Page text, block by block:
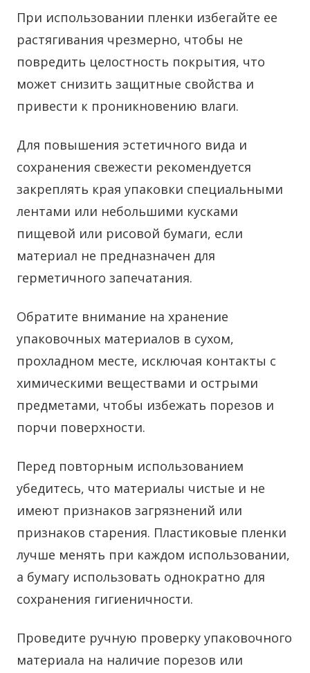
При использовании пленки избегайте ее
растягивания чрезмерно, чтобы не
повредить целостность покрытия, что
может снизить защитные свойства и
привести к проникновению влаги.
Для повышения эстетичного вида и
сохранения свежести рекомендуется
закреплять края упаковки специальными
лентами или небольшими кусками
пищевой или рисовой бумаги, если
материал не предназначен для
герметичного запечатания.
Обратите внимание на хранение
упаковочных материалов в сухом,
прохладном месте, исключая контакты с
химическими веществами и острыми
предметами, чтобы избежать порезов и
порчи поверхности.
Перед повторным использованием
убедитесь, что материалы чистые и не
имеют признаков загрязнений или
признаков старения. Пластиковые пленки
лучше менять при каждом использовании,
а бумагу использовать однократно для
сохранения гигиеничности.
Проведите ручную проверку упаковочного
материала на наличие порезов или